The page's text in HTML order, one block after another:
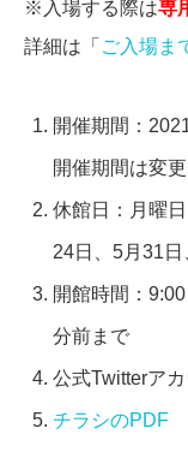
※入場する際は専
詳細は「 ご入場ま
開催期間：
開催期間は変
休館日：月曜
24日、5月31
開館時間：
分前まで
公式Twitterアカ
チラシのPDF